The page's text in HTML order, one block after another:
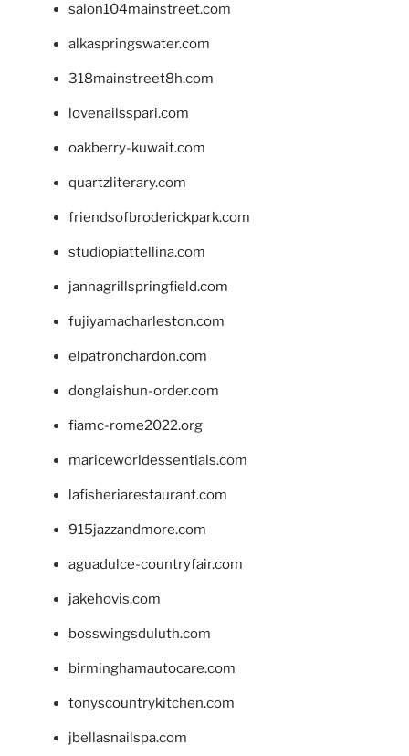
salon104mainstreet.com
alkaspringswater.com
318mainstreet8h.com
lovenailsspari.com
oakberry-kuwait.com
quartzliterary.com
friendsofbroderickpark.com
studiopiattellina.com
jannagrillspringfield.com
fujiyamacharleston.com
elpatronchardon.com
donglaishun-order.com
fiamc-rome2022.org
mariceworldessentials.com
lafisheriarestaurant.com
915jazzandmore.com
aguadulce-countryfair.com
jakehovis.com
bosswingsduluth.com
birminghamautocare.com
tonyscountrykitchen.com
jbellasnailspa.com